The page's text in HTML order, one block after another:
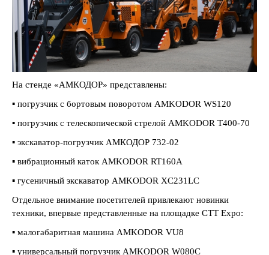
На стенде «АМКОДОР» представлены:
▪️ погрузчик с бортовым поворотом AMKODOR WS120
▪️ погрузчик с телескопической стрелой AMKODOR T400-70
▪️ экскаватор-погрузчик АМКОДОР 732-02
▪️ вибрационный каток AMKODOR RT160A
▪️ гусеничный экскаватор AMKODOR XC231LC
Отдельное внимание посетителей привлекают новинки
техники, впервые представленные на площадке СТТ Expo:
▪️ малогабаритная машина AMKODOR VU8
▪️ универсальный погрузчик AMKODOR W080C